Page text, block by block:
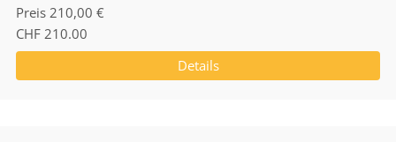
Preis 210,00 €
CHF 210.00
Details